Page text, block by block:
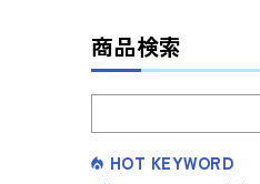
商品検索
HOT KEYWORD